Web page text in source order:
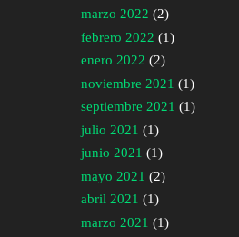
marzo 2022 (2)
febrero 2022 (1)
enero 2022 (2)
noviembre 2021 (1)
septiembre 2021 (1)
julio 2021 (1)
junio 2021 (1)
mayo 2021 (2)
abril 2021 (1)
marzo 2021 (1)